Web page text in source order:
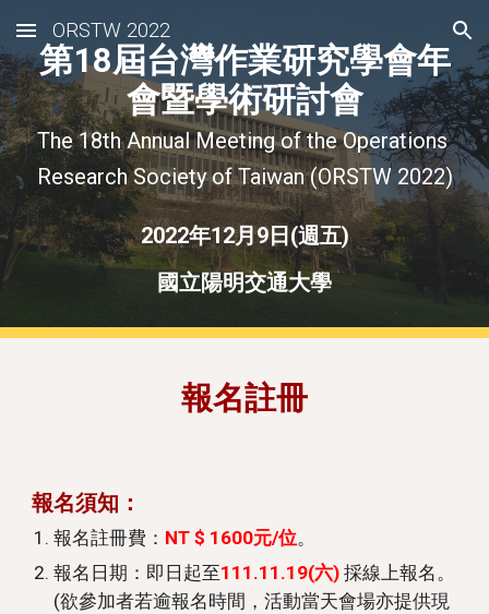
Skip to main content Skip to navigation
ORSTW 2022
第18屆台灣作業研究學會年
會暨學術研討會
The 18th Annual Meeting of the Operations
Research Society of Taiwan (ORSTW 2022)
2022年12月9日(週五)
國立陽明交通大學
報名註冊
報名須知：
報名註冊費： NT $ 1600元/位。
報名日期：即日起至111.11.19(六) 採線上報名。
(欲參加者若逾報名時間，活動當天會場亦提供現